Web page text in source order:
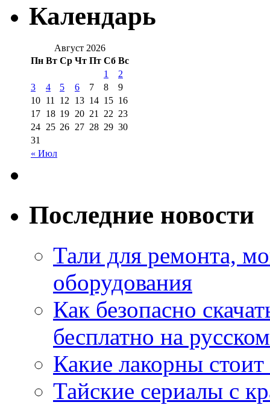
Календарь
Август 2026
Пн Вт Ср Чт Пт Сб Вс
« Июл
1
2
3
4 5 6 7 8
9
10 11 12 13 14 15 16
17 18 19 20 21 22 23
24 25 26 27 28 29 30
31
Последние новости
Тали для ремонта,
оборудования
Как безопасно
бесплатно на
Какие лакорны
Тайские сериалы с